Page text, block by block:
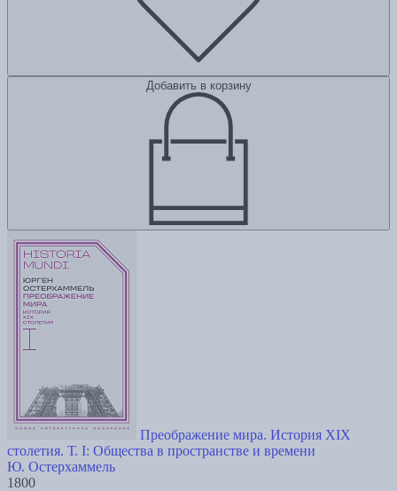
Добавить в корзину
Преображение мира. История XIX
столетия. Т. I: Общества в пространстве и времени
Ю. Остерхаммель
1800